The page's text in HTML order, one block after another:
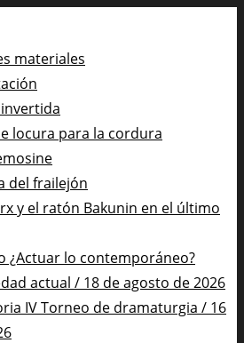
materiales
locura para la cordura
del frailejón
y el ratón Bakunin en el último
¿Actuar lo contemporáneo?
actual / 18 de agosto de 2026
IV Torneo de dramaturgia / 16